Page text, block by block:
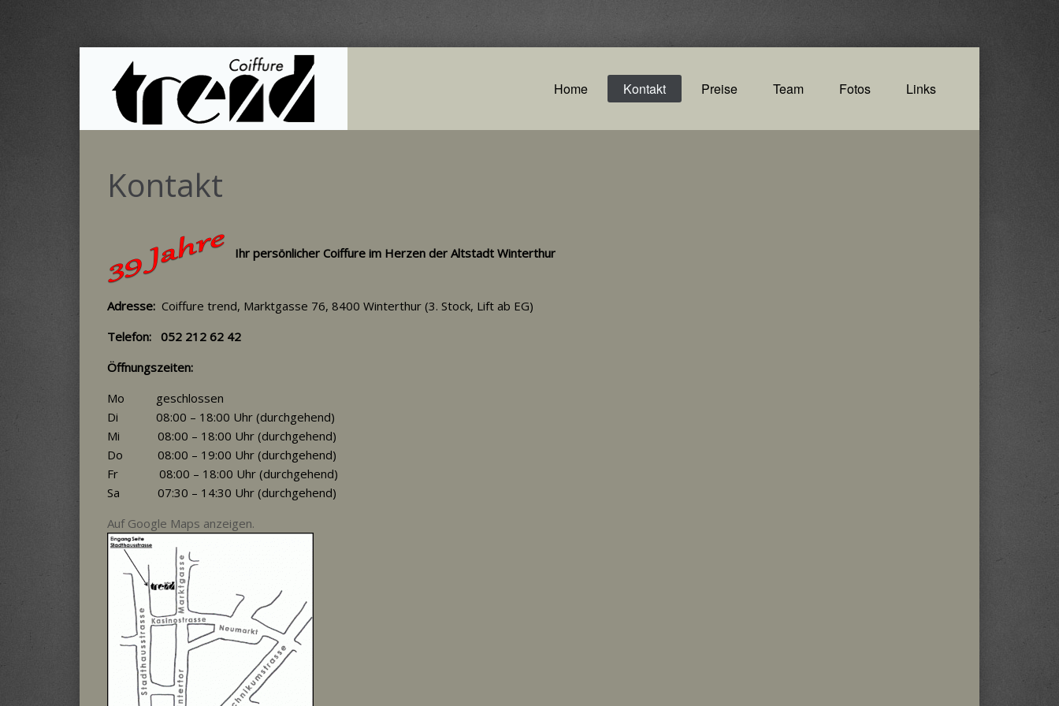
Home Kontakt Preise Team Fotos Links
Kontakt
Ihr persönlicher Coiffure im Herzen der Altstadt Winterthur
Adresse:Coiffure trend, Marktgasse 76, 8400 Winterthur (3. Stock, Lift ab EG)
Telefon: 052 212 62 42
Öffnungszeiten:
Mo geschlossen
Di 08:00 – 18:00 Uhr (durchgehend)
Mi 08:00 – 18:00 Uhr (durchgehend)
Do 08:00 – 19:00 Uhr (durchgehend)
Fr 08:00 – 18:00 Uhr (durchgehend)
Sa 07:30 – 14:30 Uhr (durchgehend)
Auf Google Maps anzeigen.